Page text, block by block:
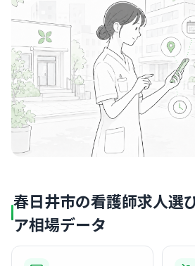
春日井市の看護師求人選
ア相場データ